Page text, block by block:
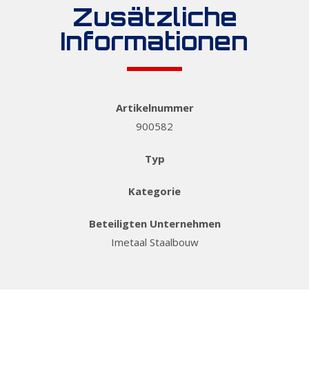
Zusätzliche
Informationen
Artikelnummer
900582
Typ
Kategorie
Beteiligten Unternehmen
Imetaal Staalbouw